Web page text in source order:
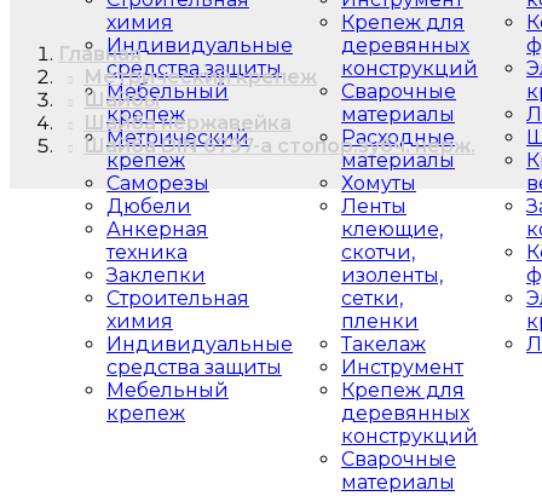
химия
Индивидуальные
средства защиты
Мебельный
крепеж
Метрический
крепеж
Саморезы
Дюбели
Анкерная
техника
Заклепки
Строительная
химия
Индивидуальные
средства защиты
Мебельный
крепеж
Крепеж для
деревянных
конструкций
Сварочные
материалы
Расходные
материалы
Хомуты
Ленты
клеющие,
скотчи,
изоленты,
сетки,
пленки
Такелаж
Инструмент
Крепеж для
деревянных
конструкций
Сварочные
материалы
Главная
Метрический крепеж
Шайбы
Шайба нержавейка
Шайба DIN 6797-a стопор.зубч. нерж.